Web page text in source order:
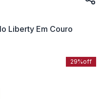
Liberty Em Couro
29%off